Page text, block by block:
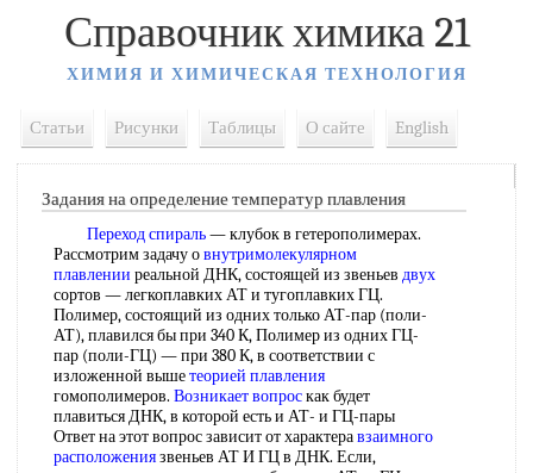
Справочник химика 21
ХИМИЯ И ХИМИЧЕСКАЯ ТЕХНОЛОГИЯ
Статьи Рисунки Таблицы О сайте English
Задания на определение температур плавления
Переход спираль— клубок в гетерополимерах.
Рассмотрим задачу овнутримолекулярном
плавлении реальной ДНК, состоящей из звеньев двух
сортов — легкоплавких АТ и тугоплавких ГЦ.
Полимер, состоящий из одних только АТ-пар (поли-
АТ), плавился бы при 340 К, Полимер из одних ГЦ-
пар (поли-ГЦ) — при 380 К, в соответствии с
изложенной вышетеорией плавления
гомополимеров. Возникает вопроскак будет
плавиться ДНК, в которой есть и АТ- и ГЦ-пары
Ответ на этот вопрос зависит от характеравзаимного
расположениязвеньев АТ И ГЦ в ДНК. Если,